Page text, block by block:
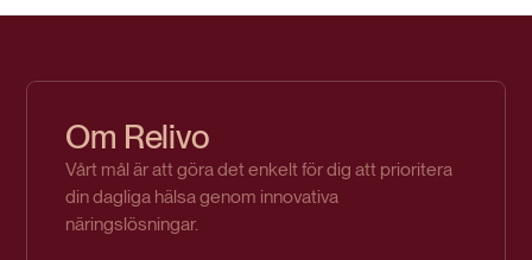
Om Relivo
Vårt mål är att göra det enkelt för dig att prioritera
din dagliga hälsa genom innovativa
näringslösningar.